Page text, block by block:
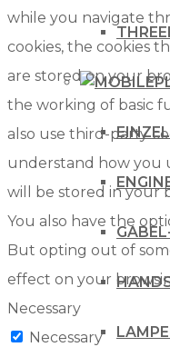
while you navigate
cookies, the cookies
are stored on your
the working of basic
also use third-party
understand how you
will be stored in your
You also have the
But opting out of
effect on your
Necessary
Necessary